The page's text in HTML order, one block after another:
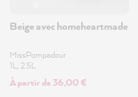
Beige avec homeheartmade
MissPompadour
1L, 2.5L
À partir de 36,00 €